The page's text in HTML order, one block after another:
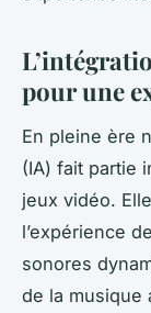
pour une
En pleine ère
(IA) fait partie
jeux vidéo.
l’expérience
sonores
de la musique